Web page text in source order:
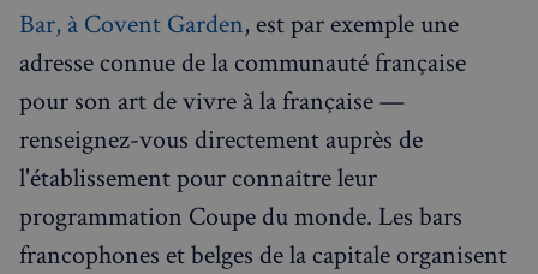
Bar, à Covent Garden, est par exemple une
adresse connue de la communauté française
pour son art de vivre à la française —
renseignez-vous directement auprès de
l'établissement pour connaître leur
programmation Coupe du monde. Les bars
francophones et belges de la capitale organisent